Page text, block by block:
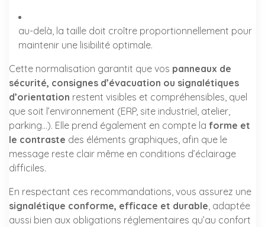
au-delà, la taille doit croître proportionnellement pour
maintenir une lisibilité optimale.
Cette normalisation garantit que vos panneaux de
sécurité, consignes d’évacuation ou signalétiques
d’orientation restent visibles et compréhensibles, quel
que soit l’environnement (ERP, site industriel, atelier,
parking…). Elle prend également en compte la forme et
le contraste des éléments graphiques, afin que le
message reste clair même en conditions d’éclairage
difficiles.
En respectant ces recommandations, vous assurez une
signalétique conforme, efficace et durable, adaptée
aussi bien aux obligations réglementaires qu’au confort